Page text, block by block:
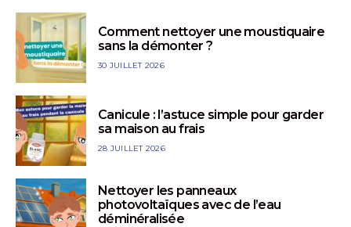
Comment nettoyer une moustiquaire
sans la démonter ?
30 JUILLET 2026
Canicule : l’astuce simple pour garder
sa maison au frais
28 JUILLET 2026
Nettoyer les panneaux
photovoltaïques avec de l’eau
déminéralisée